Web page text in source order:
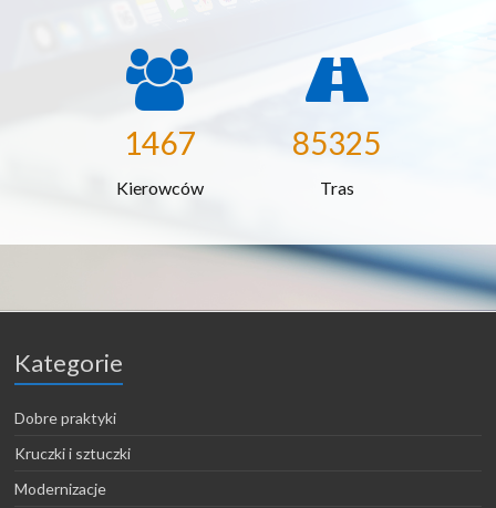
1467
Kierowców
85325
Tras
Kategorie
Dobre praktyki
Kruczki i sztuczki
Modernizacje